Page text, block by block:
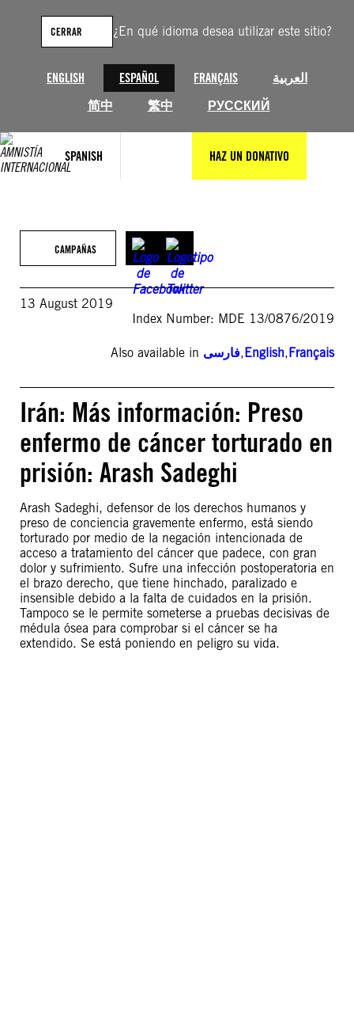
¿En qué idioma desea utilizar este sitio?
ENGLISH ESPAÑOL FRANÇAIS
العربية
简中
繁中 РУССКИЙ
CERRAR
SPANISH HAZ UN DONATIVO
contenido
CAMPAÑAS
13 August 2019
Index Number: MDE 13/0876/2019
Also available in فارسی,English,Français
Irán: Más información: Preso
enfermo de cáncer torturado en
prisión: Arash Sadeghi
Arash Sadeghi, defensor de los derechos humanos y
preso de conciencia gravemente enfermo, está siendo
torturado por medio de la negación intencionada de
acceso a tratamiento del cáncer que padece, con gran
dolor y sufrimiento. Sufre una infección postoperatoria en
el brazo derecho, que tiene hinchado, paralizado e
insensible debido a la falta de cuidados en la prisión.
Tampoco se le permite someterse a pruebas decisivas de
médula ósea para comprobar si el cáncer se ha
extendido. Se está poniendo en peligro su vida.